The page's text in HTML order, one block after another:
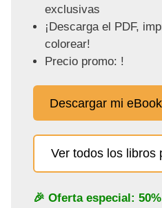
exclusivas
¡Descarga el PDF,
colorear!
Precio promo: !
Descargar mi
Ver todos los libros
🎉 Oferta especial: